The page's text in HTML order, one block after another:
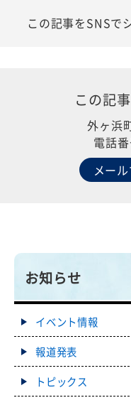
この記事をSNSで
この記
外ヶ浜
電話
メー
お知らせ
イベント情報
報道発表
トピックス